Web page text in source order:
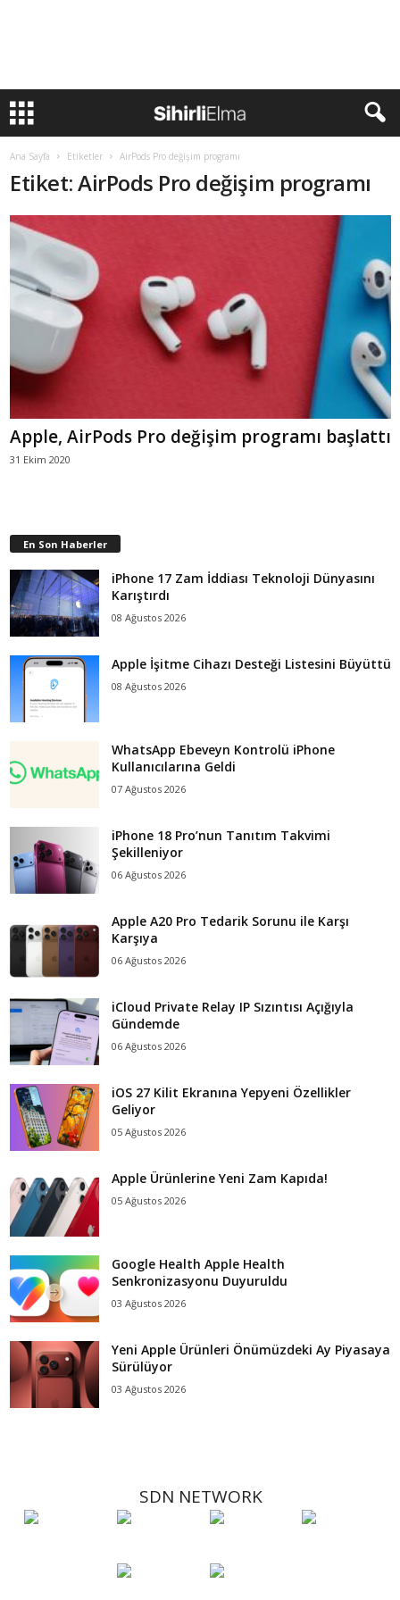
Ana Sayfa Etiketler AirPods Pro değişim programı
Etiket: AirPods Pro değişim programı
Apple, AirPods Pro değişim programı başlattı
31 Ekim 2020
En Son Haberler
iPhone 17 Zam İddiası Teknoloji Dünyasını
Karıştırdı
08 Ağustos 2026
Apple İşitme Cihazı Desteği Listesini Büyüttü
08 Ağustos 2026
WhatsApp Ebeveyn Kontrolü iPhone
Kullanıcılarına Geldi
07 Ağustos 2026
iPhone 18 Pro’nun Tanıtım Takvimi
Şekilleniyor
06 Ağustos 2026
Apple A20 Pro Tedarik Sorunu ile Karşı
Karşıya
06 Ağustos 2026
iCloud Private Relay IP Sızıntısı Açığıyla
Gündemde
06 Ağustos 2026
iOS 27 Kilit Ekranına Yepyeni Özellikler
Geliyor
05 Ağustos 2026
Apple Ürünlerine Yeni Zam Kapıda!
05 Ağustos 2026
Google Health Apple Health
Senkronizasyonu Duyuruldu
03 Ağustos 2026
Yeni Apple Ürünleri Önümüzdeki Ay Piyasaya
Sürülüyor
03 Ağustos 2026
SDN NETWORK